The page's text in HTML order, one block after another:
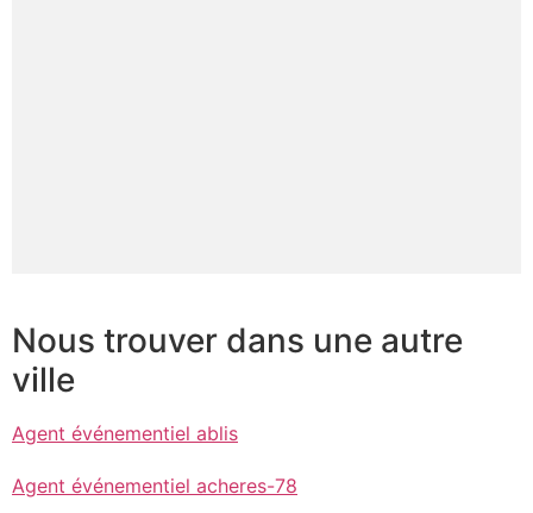
Nous trouver dans une autre
ville
Agent événementiel ablis
Agent événementiel acheres-78